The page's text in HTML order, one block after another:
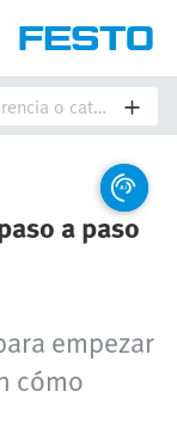
a paso
empezar
cómo